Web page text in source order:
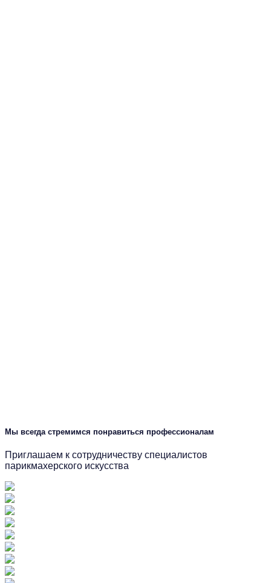
Мы всегда стремимся понравиться профессионалам
Приглашаем к сотрудничеству специалистов
парикмахерского искусства